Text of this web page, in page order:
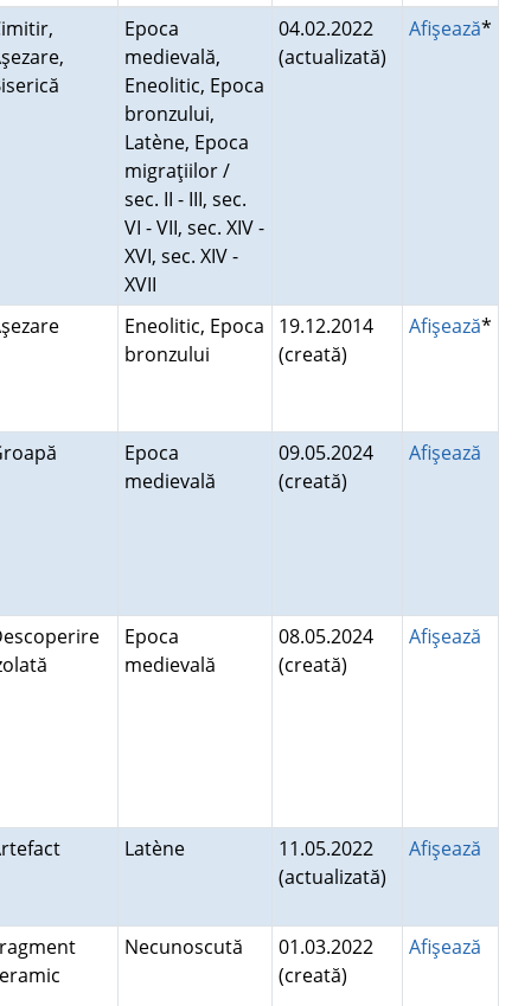
Epoca
medievală,
Eneolitic, Epoca
bronzului,
Latène, Epoca
migraţiilor /
sec. II - III, sec.
VI - VII, sec. XIV -
XVI, sec. XIV -
XVII
04.02.2022
(actualizată)
Afişează*
Eneolitic, Epoca
bronzului
19.12.2014
(creată)
Afişează*
Epoca
medievală
09.05.2024
(creată)
Afişează
Epoca
medievală
08.05.2024
(creată)
Afişează
Latène
11.05.2022
(actualizată)
Afişează
Necunoscută
01.03.2022
(creată)
Afişează